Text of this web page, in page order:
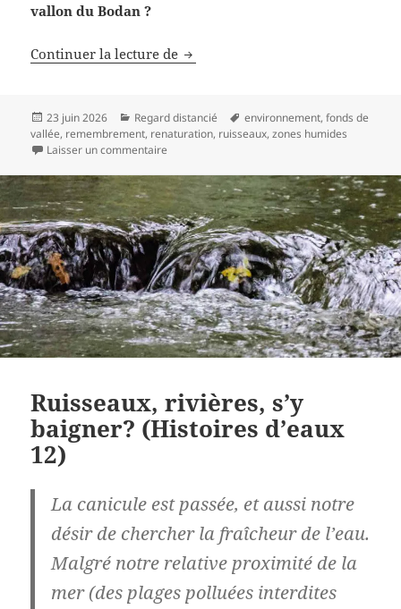
vallon du Bodan ?
Continuer la lecture de La fontaine au creux du vallon
Publié
le
23 juin 2026 Catégories
Regard distancié
Mots-
clés
environnement,fonds de
vallée, remembrement, renaturation, ruisseaux,zones humides
Laisser un commentaire
Ruisseaux, rivières, s’y
baigner? (Histoires d’eaux
12)
La canicule est passée, et aussi notre
désir de chercher la fraîcheur de l’eau.
Malgré notre relative proximité de la
mer (des plages polluées interdites